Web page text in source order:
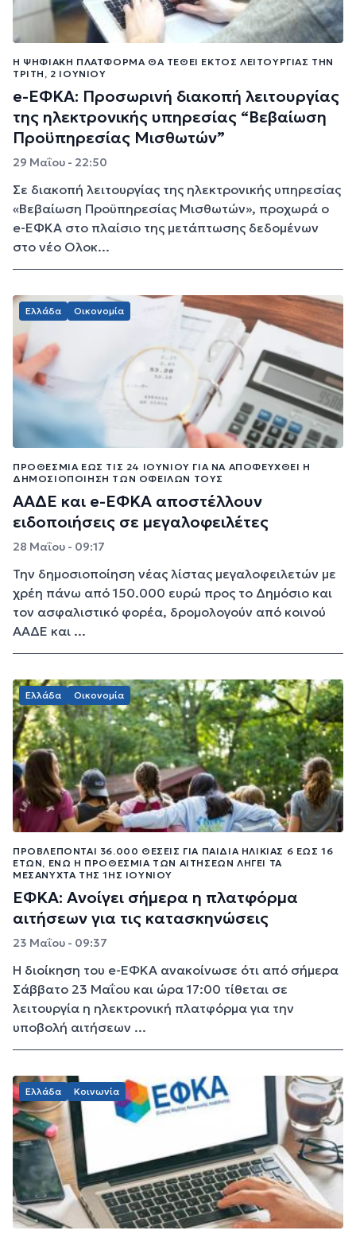
Η ΨΗΦΙΑΚΉ ΠΛΑΤΦΌΡΜΑ ΘΑ ΤΕΘΕΊ ΕΚΤΌΣ ΛΕΙΤΟΥΡΓΊΑΣ ΤΗΝ
ΤΡΊΤΗ, 2 ΙΟΥΝΊΟΥ
e-ΕΦΚΑ: Προσωρινή διακοπή λειτουργίας
της ηλεκτρονικής υπηρεσίας “Βεβαίωση
Προϋπηρεσίας Μισθωτών”
29 Μαΐου - 22:50
Σε διακοπή λειτουργίας της ηλεκτρονικής υπηρεσίας
«Βεβαίωση Προϋπηρεσίας Μισθωτών», προχωρά ο
e-ΕΦΚΑ στο πλαίσιο της μετάπτωσης δεδομένων
στο νέο Ολοκ...
Ελλάδα Οικονομία
ΠΡΟΘΕΣΜΊΑ ΈΩΣ ΤΙΣ 24 ΙΟΥΝΊΟΥ ΓΙΑ ΝΑ ΑΠΟΦΕΥΧΘΕΊ Η
ΔΗΜΟΣΙΟΠΟΊΗΣΗ ΤΩΝ ΟΦΕΙΛΏΝ ΤΟΥΣ
ΑΑΔΕ και e-ΕΦΚΑ αποστέλλουν
ειδοποιήσεις σε μεγαλοφειλέτες
28 Μαΐου - 09:17
Την δημοσιοποίηση νέας λίστας μεγαλοφειλετών με
χρέη πάνω από 150.000 ευρώ προς το Δημόσιο και
τον ασφαλιστικό φορέα, δρομολογούν από κοινού
ΑΑΔΕ και ...
Ελλάδα Οικονομία
ΠΡΟΒΛΈΠΟΝΤΑΙ 36.000 ΘΈΣΕΙΣ ΓΙΑ ΠΑΙΔΙΆ ΗΛΙΚΊΑΣ 6 ΈΩΣ 16
ΕΤΏΝ, ΕΝΏ Η ΠΡΟΘΕΣΜΊΑ ΤΩΝ ΑΙΤΉΣΕΩΝ ΛΉΓΕΙ ΤΑ
ΜΕΣΆΝΥΧΤΑ ΤΗΣ 1ΗΣ ΙΟΥΝΊΟΥ
ΕΦΚΑ: Ανοίγει σήμερα η πλατφόρμα
αιτήσεων για τις κατασκηνώσεις
23 Μαΐου - 09:37
Η διοίκηση του e-ΕΦΚΑ ανακοίνωσε ότι από σήμερα
Σάββατο 23 Μαΐου και ώρα 17:00 τίθεται σε
λειτουργία η ηλεκτρονική πλατφόρμα για την
υποβολή αιτήσεων ...
Ελλάδα Κοινωνία